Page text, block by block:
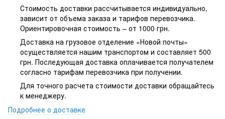
Стоимость доставки рассчитывается индивидуально,
зависит от объема заказа и тарифов перевозчика.
Ориентировочная стоимость – от 1000 грн.
Доставка на грузовое отделение «Новой почты»
осуществляется нашим транспортом и составляет 500
грн. Последующая доставка оплачивается получателем
согласно тарифам перевозчика при получении.
Для точного расчета стоимости доставки обращайтесь
к менеджеру.
Подробнее о доставке